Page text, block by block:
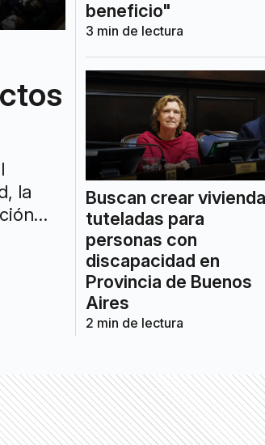
la
beneficio"
3 min de lectura
Buscan crear
tuteladas para
personas con
discapacidad en
Provincia de Buenos
Aires
2 min de lectura